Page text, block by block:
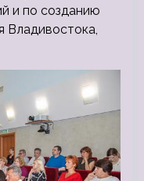
и по созданию
Владивостока,